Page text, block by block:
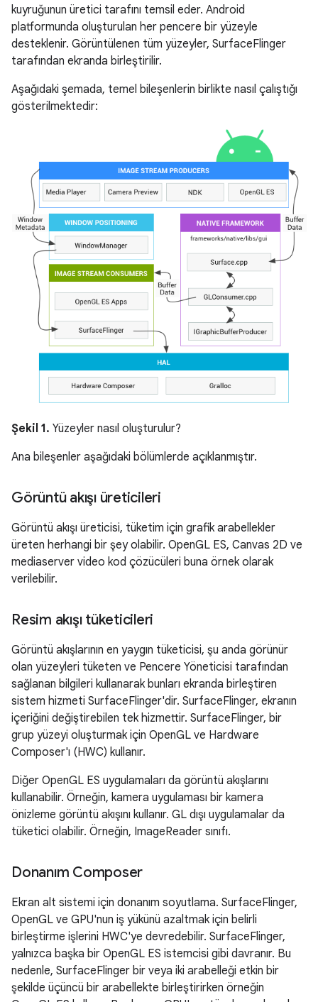
kuyruğunun üretici tarafını temsil eder. Android
platformunda oluşturulan her pencere bir yüzeyle
desteklenir. Görüntülenen tüm yüzeyler, SurfaceFlinger
tarafından ekranda birleştirilir.
Aşağıdaki şemada, temel bileşenlerin birlikte nasıl çalıştığı
gösterilmektedir:
Şekil 1. Yüzeyler nasıl oluşturulur?
Ana bileşenler aşağıdaki bölümlerde açıklanmıştır.
Görüntü akışı üreticileri
Görüntü akışı üreticisi, tüketim için grafik arabellekler
üreten herhangi bir şey olabilir. OpenGL ES, Canvas 2D ve
mediaserver video kod çözücüleri buna örnek olarak
verilebilir.
Resim akışı tüketicileri
Görüntü akışlarının en yaygın tüketicisi, şu anda görünür
olan yüzeyleri tüketen ve Pencere Yöneticisi tarafından
sağlanan bilgileri kullanarak bunları ekranda birleştiren
sistem hizmeti SurfaceFlinger'dir. SurfaceFlinger, ekranın
içeriğini değiştirebilen tek hizmettir. SurfaceFlinger, bir
grup yüzeyi oluşturmak için OpenGL ve Hardware
Composer'ı (HWC) kullanır.
Diğer OpenGL ES uygulamaları da görüntü akışlarını
kullanabilir. Örneğin, kamera uygulaması bir kamera
önizleme görüntü akışını kullanır. GL dışı uygulamalar da
tüketici olabilir. Örneğin, ImageReader sınıfı.
Donanım Composer
Ekran alt sistemi için donanım soyutlama. SurfaceFlinger,
OpenGL ve GPU'nun iş yükünü azaltmak için belirli
birleştirme işlerini HWC'ye devredebilir. SurfaceFlinger,
yalnızca başka bir OpenGL ES istemcisi gibi davranır. Bu
nedenle, SurfaceFlinger bir veya iki arabelleği etkin bir
şekilde üçüncü bir arabellekte birleştirirken örneğin